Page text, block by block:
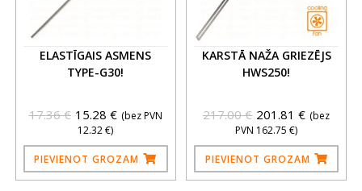
ELASTĪGAIS ASMENS
TYPE-G30!
17.36€ 15.28 € (bez PVN
12.32€)
PIEVIENOT GROZAM
KARSTĀ NAŽA GRIEZĒJS
HWS250!
217.00€ 201.81€ (bez
PVN 162.75€)
PIEVIENOT GROZAM